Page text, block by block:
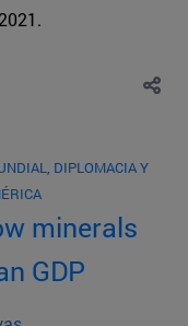
DIPLOMACIA Y
minerals
GDP